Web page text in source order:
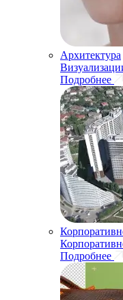
Архитектура
Подробнее
Подробнее